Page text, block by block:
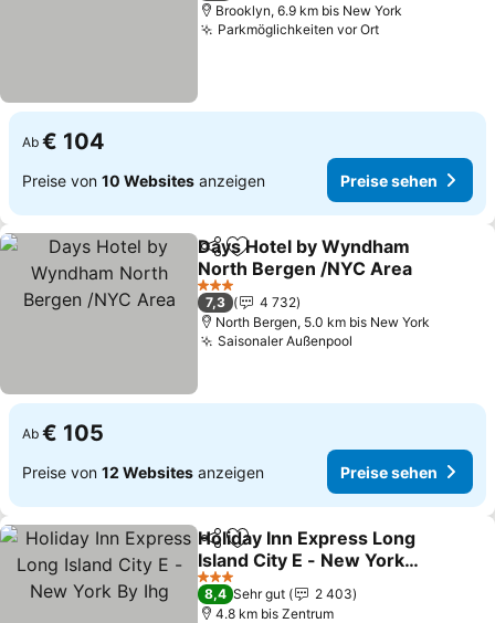
Brooklyn, 6.9 km bis New York
Parkmöglichkeiten vor Ort
Ab € 104
Preise von 10 Websites anzeigen Preise sehen
TeilenZu Favoriten hinzufügen
Days Hotel by Wyndham
North Bergen /NYC Area
3 Sterne
7,3
4 732
North Bergen, 5.0 km bis New York
Saisonaler Außenpool
Ab € 105
Preise von 12 Websites anzeigen Preise sehen
TeilenZu Favoriten hinzufügen
Holiday Inn Express Long
Island City E - New York
By Ihg
3 Sterne
8,4 Sehr gut
2 403
4.8 km bis Zentrum